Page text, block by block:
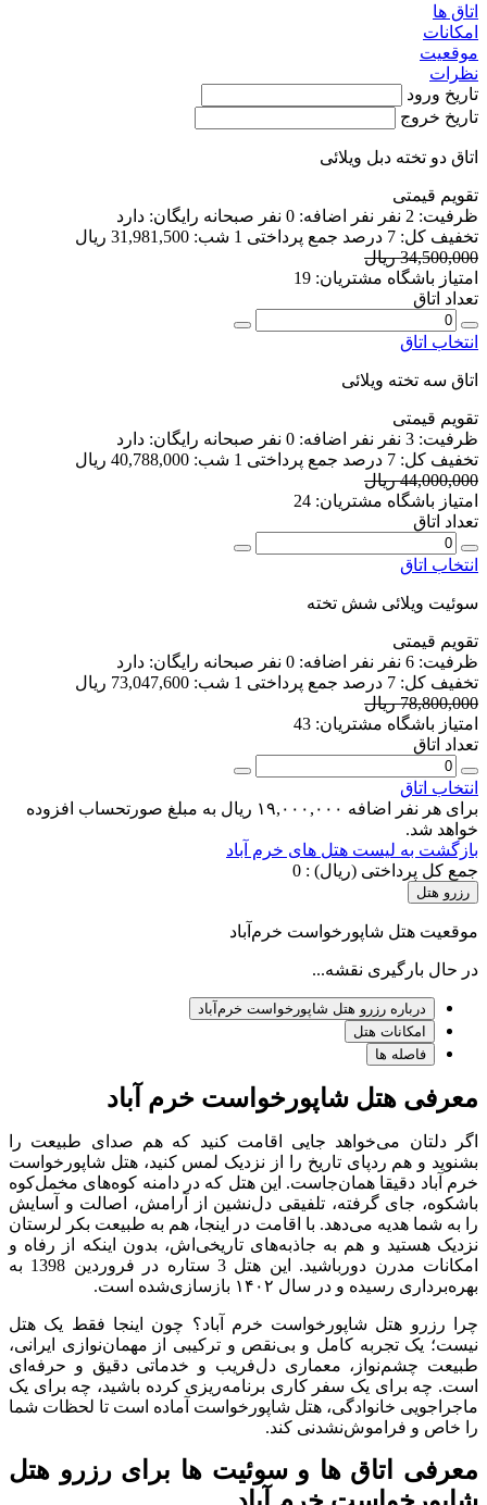
اتاق ها
امکانات
موقعیت
نظرات
تاریخ ورود
تاریخ خروج
اتاق دو تخته دبل ویلائی
تقویم قیمتی
ظرفیت: 2 نفر نفر اضافه: 0 نفر صبحانه رایگان: دارد
تخفیف کل: 7 درصد جمع پرداختی 1 شب:
31,981,500 ریال
34,500,000 ریال
امتیاز باشگاه مشتریان: 19
تعداد اتاق
انتخاب اتاق
اتاق سه تخته ویلائی
تقویم قیمتی
ظرفیت: 3 نفر نفر اضافه: 0 نفر صبحانه رایگان: دارد
تخفیف کل: 7 درصد جمع پرداختی 1 شب:
40,788,000 ریال
44,000,000 ریال
امتیاز باشگاه مشتریان: 24
تعداد اتاق
انتخاب اتاق
سوئیت ویلائی شش تخته
تقویم قیمتی
ظرفیت: 6 نفر نفر اضافه: 0 نفر صبحانه رایگان: دارد
تخفیف کل: 7 درصد جمع پرداختی 1 شب:
73,047,600 ریال
78,800,000 ریال
امتیاز باشگاه مشتریان: 43
تعداد اتاق
انتخاب اتاق
برای هر نفر اضافه ۱۹,۰۰۰,۰۰۰ ریال به مبلغ صورتحساب افزوده
خواهد شد.
بازگشت به لیست هتل های خرم ‌آباد
جمع کل پرداختی (ریال) : 0
رزرو هتل
موقعیت هتل شاپورخواست خرم‌آباد
در حال بارگیری نقشه...
درباره رزرو هتل شاپورخواست خرم‌آباد
امکانات هتل
فاصله ها
معرفی هتل شاپورخواست خرم آباد
اگر دلتان می‌خواهد جایی اقامت کنید که هم صدای طبیعت را
بشنوید و هم ردپای تاریخ را از نزدیک لمس کنید، هتل شاپورخواست
خرم آباد دقیقا همان‌جاست. این هتل که در دامنه کوه‌های مخمل‌کوه
باشکوه، جای گرفته، تلفیقی دل‌نشین از آرامش، اصالت و آسایش
را به شما هدیه می‌دهد. با اقامت در اینجا، هم به طبیعت بکر لرستان
نزدیک هستید و هم به جاذبه‌های تاریخی‌اش، بدون اینکه از رفاه و
امکانات مدرن دورباشید. این هتل 3 ستاره در فروردین 1398 به
بهره‌برداری رسیده و در سال ۱۴۰۲ بازسازی‌شده است.
چرا رزرو هتل شاپورخواست خرم آباد؟ چون اینجا فقط یک هتل
نیست؛ یک تجربه‌ کامل و بی‌نقص و ترکیبی از مهمان‌نوازی ایرانی،
طبیعت چشم‌نواز، معماری دل‌فریب و خدماتی دقیق و حرفه‌ای
است. چه برای یک سفر کاری برنامه‌ریزی کرده باشید، چه برای یک
ماجراجویی خانوادگی، هتل شاپورخواست آماده است تا لحظات شما
را خاص و فراموش‌نشدنی کند.
معرفی اتاق ها و سوئیت ها برای رزرو هتل